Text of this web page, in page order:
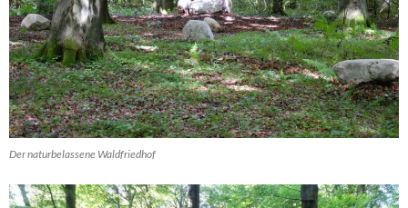
Der naturbelassene Waldfriedhof